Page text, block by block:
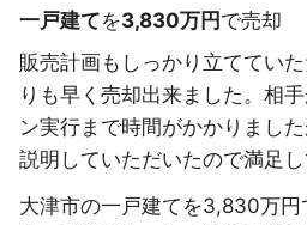
一戸建てを3,830万円 で売却
販売計画もしっかり立ててい
りも早く売却出来ました。相
ン実行まで時間がかかりまし
説明していただいたので満足し
大津市の一戸建てを3,830万